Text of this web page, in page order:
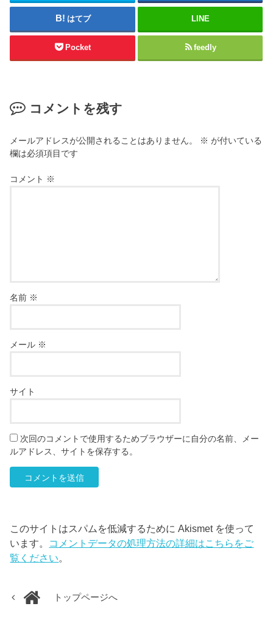
はてブ LINE
Pocket feedly
コメントを残す
メールアドレスが公開されることはありません。 ※ が付いている
欄は必須項目です
コメント ※
名前 ※
メール ※
サイト
次回のコメントで使用するためブラウザーに自分の名前、メー
ルアドレス、サイトを保存する。
このサイトはスパムを低減するために Akismet を使って
います。 コメントデータの処理方法の詳細はこちらをご
覧ください。
トップページへ